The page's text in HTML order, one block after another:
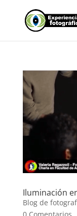
Iluminación
Blog de
0 Comentarios